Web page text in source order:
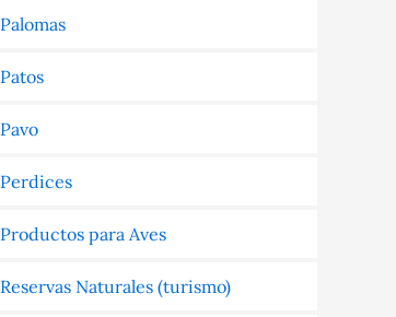
Palomas
Patos
Pavo
Perdices
Productos para Aves
Reservas Naturales (turismo)